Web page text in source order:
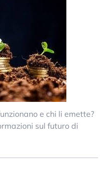
e chi li emette?
sul futuro di